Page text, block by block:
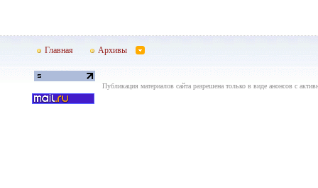
Главная Архивы
Публикация материалов сайта разрешена только в виде анонсов с